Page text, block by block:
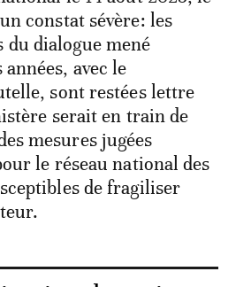
constat sévère: les
dialogue mené
avec le
sont restées lettre
serait en train de
mesures jugées
le réseau national des
de fragiliser